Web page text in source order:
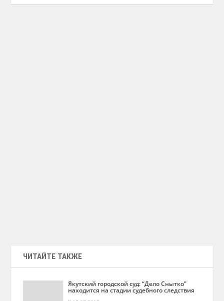
ЧИТАЙТЕ ТАКЖЕ
Якутский городской суд: “Дело Снытко”
находится на стадии судебного следствия